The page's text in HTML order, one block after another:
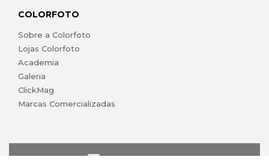
COLORFOTO
Sobre a Colorfoto
Lojas Colorfoto
Academia
Galeria
ClickMag
Marcas Comercializadas